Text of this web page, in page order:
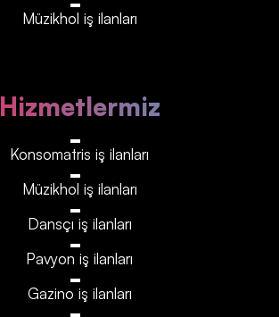
Müzikhol iş ilanları
Hizmetlermiz
Konsomatris iş ilanları
Müzikhol iş ilanları
Dansçı iş ilanları
Pavyon iş ilanları
Gazino iş ilanları